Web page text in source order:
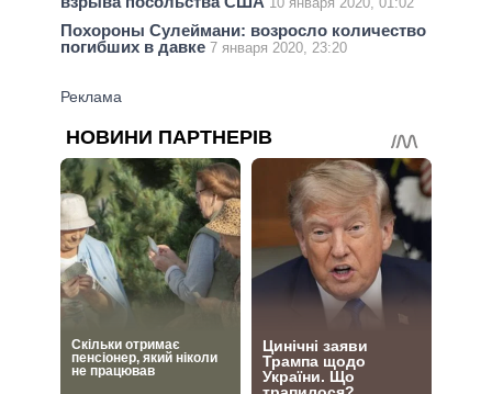
Похороны Сулеймани: возросло количество
погибших в давке 7 января 2020, 23:20